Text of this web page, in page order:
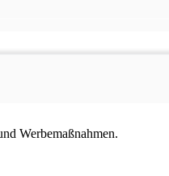
Werbemaßnahmen.